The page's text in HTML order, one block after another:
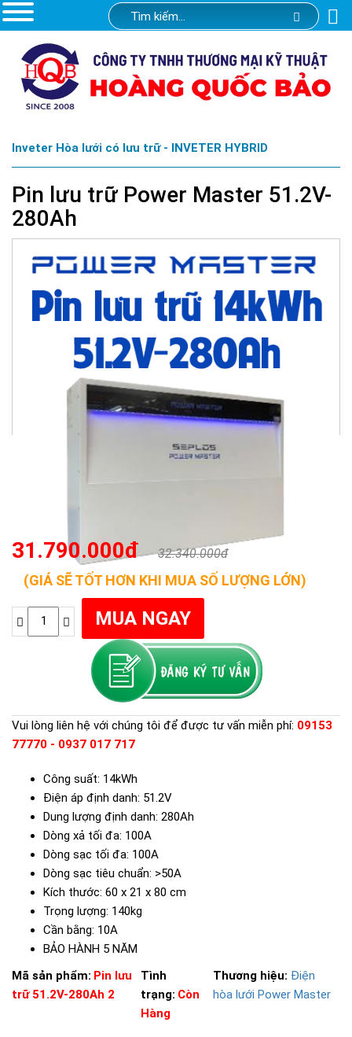
Inveter Hòa lưới có lưu trữ - INVETER HYBRID
Pin lưu trữ Power Master 51.2V-
280Ah
31.790.000đ 32.340.000đ
(GIÁ SẼ TỐT HƠN KHI MUA SỐ LƯỢNG LỚN)
Vui lòng liên hệ với chúng tôi để được tư vấn miễn phí: 09153
77770 - 0937 017 717
Công suất: 14kWh
Điện áp định danh: 51.2V
Dung lượng định danh: 280Ah
Dòng xả tối đa: 100A
Dòng sạc tối đa: 100A
Dòng sạc tiêu chuẩn: >50A
Kích thước: 60 x 21 x 80 cm
Trọng lượng: 140kg
Cần bằng: 10A
BẢO HÀNH 5 NĂM
Mã sản phẩm: Pin lưu
trữ 51.2V-280Ah 2
Tình
trạng: Còn
Hàng
Thương hiệu: Điện
hòa lưới Power Master